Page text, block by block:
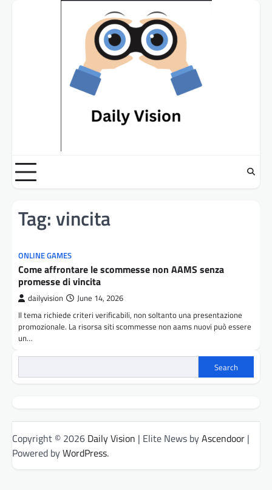
Tag:vincita
ONLINE GAMES
Come affrontare le scommesse non AAMS senza
promesse di vincita
dailyvision June 14, 2026
Il tema richiede criteri verificabili, non soltanto una presentazione
promozionale. La risorsa siti scommesse non aams nuovi può essere
un…
Search
Copyright © 2026 Daily Vision | Elite News byAscendoor |
Powered byWordPress.